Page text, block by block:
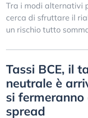
Tra i modi alternativi
cerca di sfruttare il
un rischio tutto
Tassi BCE, il
neutrale è
si fermeranno
spread